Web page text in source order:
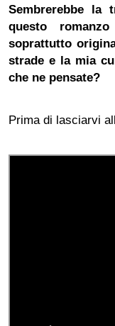
Sembrerebbe
questo
soprattutto
strade e la mia
che ne pensate?
Prima di lasciarvi